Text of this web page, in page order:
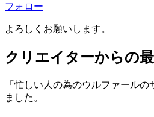
フォロー
よろしくお願いします。
クリエイターからの
「忙しい人の為のウルファール
ました。